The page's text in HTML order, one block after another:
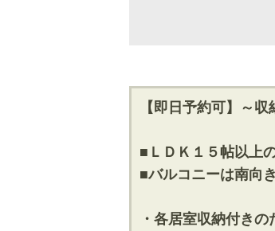
【即日予約可】～
■ＬＤＫ１５帖以上
■バルコニーは南向
・各居室収納付き